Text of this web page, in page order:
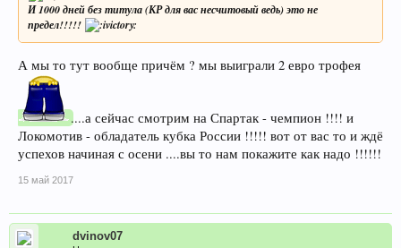
И 1000 дней без титула (КР для вас несчитовый ведь) это не
предел!!!!!
А мы то тут вообще причём ? мы выиграли 2 евро трофея
....а сейчас смотрим на Спартак - чемпион !!!! и
Локомотив - обладатель кубка России !!!!! вот от вас то и ждё
успехов начиная с осени ....вы то нам покажите как надо !!!!!!
15 май 2017
dvinov07